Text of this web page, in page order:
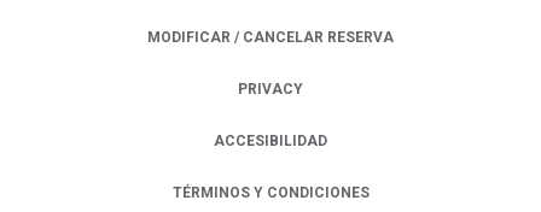
MODIFICAR / CANCELAR RESERVA
PRIVACY
OPENS IN A NEW TAB.
ACCESIBILIDAD
TÉRMINOS Y CONDICIONES